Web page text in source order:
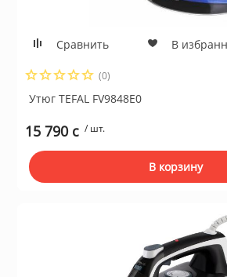
Сравнить В
(0)
Утюг TEFAL FV9848E0
15 790 c / шт.
В корзину